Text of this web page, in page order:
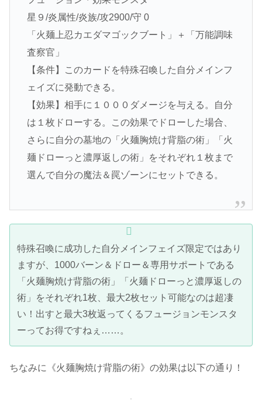
星９/炎属性/炎族/攻2900/守 0
「火麺上忍カエダマゴックブート」＋「万能調味
査察官」
【条件】このカードを特殊召喚した自分メインフ
ェイズに発動できる。
【効果】相手に１０００ダメージを与える。自分
は１枚ドローする。この効果でドローした場合、
さらに自分の墓地の「火麺胸焼け背脂の術」「火
麺ドローっと濃厚返しの術」をそれぞれ１枚まで
選んで自分の魔法＆罠ゾーンにセットできる。
特殊召喚に成功した自分メインフェイズ限定ではあり
ますが、1000バーン＆ドロー＆専用サポートである
「火麺胸焼け背脂の術」「火麺ドローっと濃厚返しの
術」をそれぞれ1枚、最大2枚セット可能なのは超凄
い！出すと最大3枚返ってくるフュージョンモンスタ
ーってお得ですねぇ……。
ちなみに《火麺胸焼け背脂の術》の効果は以下の通り！